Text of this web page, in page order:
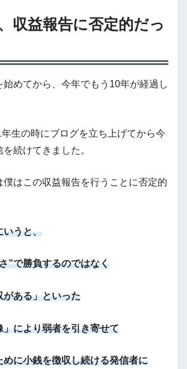
収益報告に否定的だっ
始めてから、今年でもう10年が経過し
生の時にブログを立ち上げてから今
続けてきました。
僕はこの収益報告を行うことに否定的
いうと、
”で勝負するのではなく
がある」といった
」により弱者を引き寄せて
めに小銭を徴収し続ける発信者に